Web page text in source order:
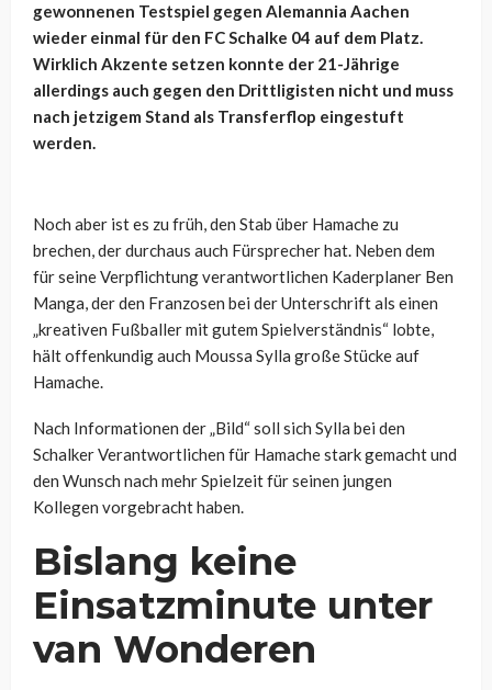
gewonnenen Testspiel gegen Alemannia Aachen
wieder einmal für den FC Schalke 04 auf dem Platz.
Wirklich Akzente setzen konnte der 21-Jährige
allerdings auch gegen den Drittligisten nicht und muss
nach jetzigem Stand als Transferflop eingestuft
werden.
Noch aber ist es zu früh, den Stab über Hamache zu
brechen, der durchaus auch Fürsprecher hat. Neben dem
für seine Verpflichtung verantwortlichen Kaderplaner Ben
Manga, der den Franzosen bei der Unterschrift als einen
„kreativen Fußballer mit gutem Spielverständnis“ lobte,
hält offenkundig auch Moussa Sylla große Stücke auf
Hamache.
Nach Informationen der „Bild“ soll sich Sylla bei den
Schalker Verantwortlichen für Hamache stark gemacht und
den Wunsch nach mehr Spielzeit für seinen jungen
Kollegen vorgebracht haben.
Bislang keine
Einsatzminute unter
van Wonderen